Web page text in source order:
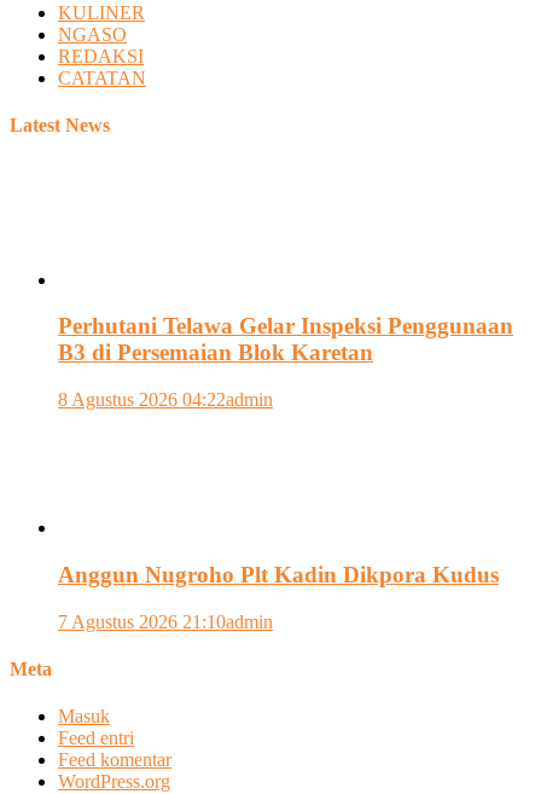
KULINER
NGASO
REDAKSI
CATATAN
Latest News
Perhutani Telawa Gelar Inspeksi Penggunaan
B3 di Persemaian Blok Karetan
8 Agustus 2026 04:22admin
Anggun Nugroho Plt Kadin Dikpora Kudus
7 Agustus 2026 21:10admin
Meta
Masuk
Feed entri
Feed komentar
WordPress.org